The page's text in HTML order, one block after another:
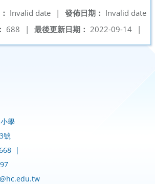
發佈日期： Invalid date
Invalid date
|
最後更新日期： 2022-09-14 |
688 |
學
號
|